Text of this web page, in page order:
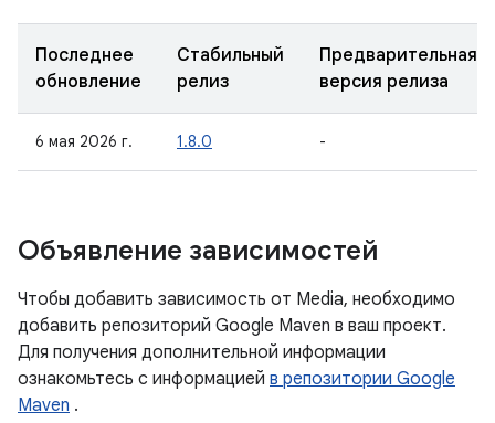
Последнее
обновление
Стабильный
релиз
Предварительная
версия релиза
6 мая 2026 г. 1.8.0 -
Объявление зависимостей
Чтобы добавить зависимость от Media, необходимо
добавить репозиторий Google Maven в ваш проект.
Для получения дополнительной информации
ознакомьтесь с информацией в репозитории Google
Maven .